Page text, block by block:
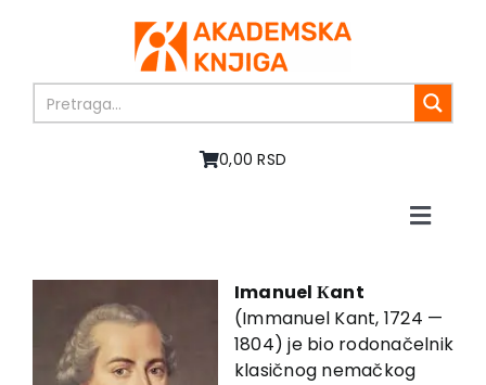
0,00 RSD
Toggle
U pripremi
Imanuel Кant
(Immanuel Kant, 1724 —
1804) je bio rodonačelnik
klasičnog nemačkog